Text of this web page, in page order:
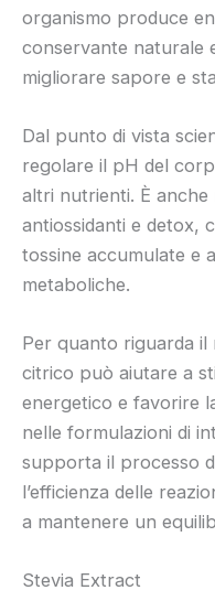
organismo produce
conservante naturale
migliorare sapore e
Dal punto di vista
regolare il pH del
altri nutrienti. È
antiossidanti e detox,
tossine accumulate e
metaboliche.
Per quanto riguarda il
citrico può aiutare a
energetico e favorire
nelle formulazioni di
supporta il processo
l’efficienza delle
a mantenere un
Stevia Extract